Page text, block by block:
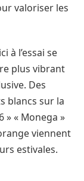
valoriser les
à l’essai se
plus vibrant
Des
blancs sur la
» « Monega »
viennent
estivales.